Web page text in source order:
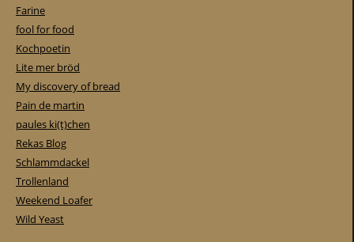
Farine
fool for food
Kochpoetin
Lite mer bröd
My discovery of bread
Pain de martin
paules ki(t)chen
Rekas Blog
Schlammdackel
Trollenland
Weekend Loafer
Wild Yeast